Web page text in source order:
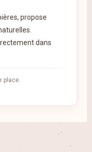
propose
dans
place.